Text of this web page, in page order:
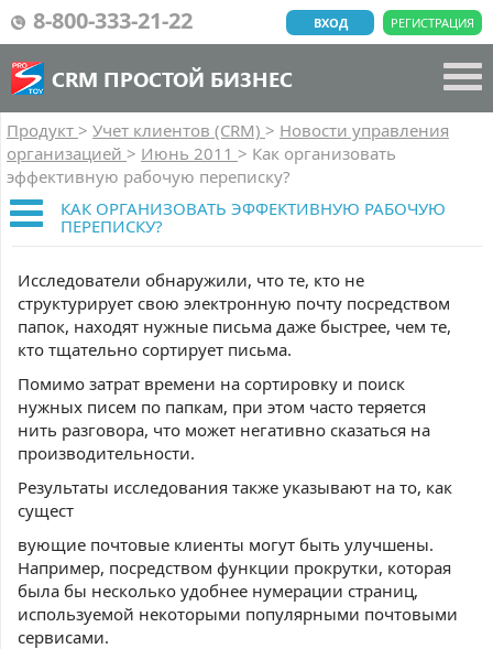
8-800-333-21-22 РЕГИСТРАЦИЯ
ВХОД
CRM ПРОСТОЙ БИЗНЕС
Продукт > Учет клиентов (CRM) > Новости управления
организацией > Июнь 2011 > Как организовать
эффективную рабочую переписку?
КАК ОРГАНИЗОВАТЬ ЭФФЕКТИВНУЮ РАБОЧУЮ
ПЕРЕПИСКУ?
Исследователи обнаружили, что те, кто не
структурирует свою электронную почту посредством
папок, находят нужные письма даже быстрее, чем те,
кто тщательно сортирует письма.
Помимо затрат времени на сортировку и поиск
нужных писем по папкам, при этом часто теряется
нить разговора, что может негативно сказаться на
производительности.
Результаты исследования также указывают на то, как
сущест
вующие почтовые клиенты могут быть улучшены.
Например, посредством функции прокрутки, которая
была бы несколько удобнее нумерации страниц,
используемой некоторыми популярными почтовыми
сервисами.